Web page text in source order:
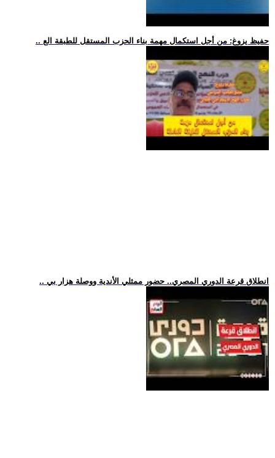
.. حفيظ يزوغ: من أجل استكمال مهمة بناء الحزب المستقل للطبقة الع
.. انطلاق قرعة الدوري المصري.. حضور ممثلي الأندية ووصلة هزار بي